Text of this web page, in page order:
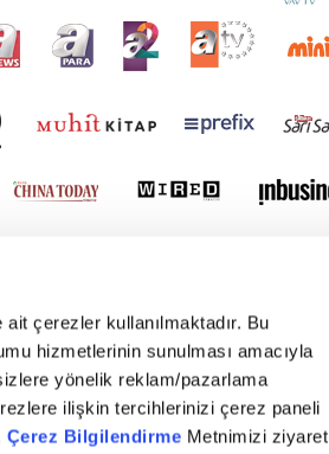
çerezler kullanılmaktadır. Bu
hizmetlerinin sunulması amacıyla
yönelik reklam/pazarlama
ilişkin tercihlerinizi çerez paneli
Çerez Bilgilendirme Metnimizi ziyaret